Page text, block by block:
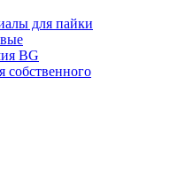
для пайки
BG
собственного